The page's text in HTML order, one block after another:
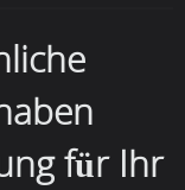
für Ihr